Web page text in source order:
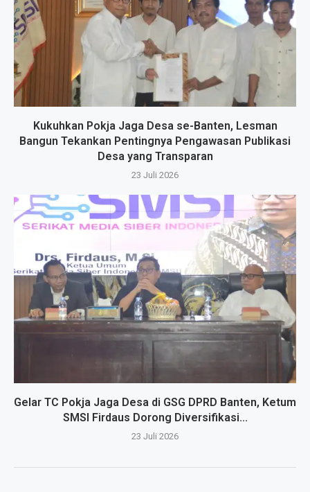
Kukuhkan Pokja Jaga Desa se-Banten, Lesman
Bangun Tekankan Pentingnya Pengawasan Publikasi
Desa yang Transparan
23 Juli 2026
Gelar TC Pokja Jaga Desa di GSG DPRD Banten, Ketum
SMSI Firdaus Dorong Diversifikasi...
23 Juli 2026